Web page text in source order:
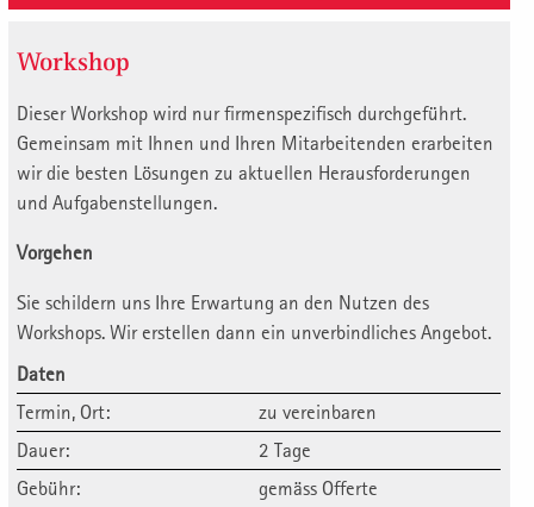
Workshop
Dieser Workshop wird nur firmenspezifisch durchgeführt.
Gemeinsam mit Ihnen und Ihren Mitarbeitenden erarbeiten
wir die besten Lösungen zu aktuellen Herausforderungen
und Aufgabenstellungen.
Vorgehen
Sie schildern uns Ihre Erwartung an den Nutzen des
Workshops. Wir erstellen dann ein unverbindliches Angebot.
Daten
Termin, Ort:
zu vereinbaren
Dauer:
2 Tage
Gebühr:
gemäss Offerte